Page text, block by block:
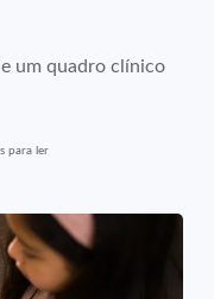
um quadro clínico
para ler